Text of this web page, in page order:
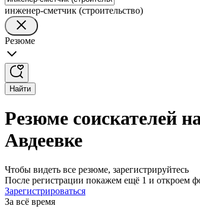
инженер-сметчик (строительство)
Резюме
Найти
Резюме соискателей
Авдеевке
Чтобы видеть все резюме, зарегистрируйтесь
После регистрации покажем ещё 1 и откроем
Зарегистрироваться
За всё время